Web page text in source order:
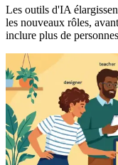
Les outils d'IA
les nouveaux rôles,
inclure plus de